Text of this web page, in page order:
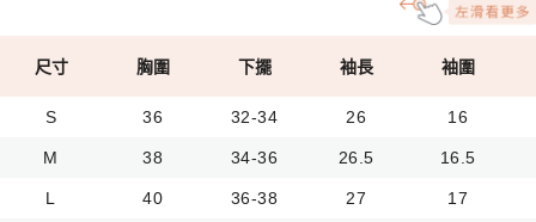
尺寸 胸圍 下擺 袖長 袖圍
S 36 32-34 26 16
M 38 34-36 26.5 16.5
L 40 36-38 27 17